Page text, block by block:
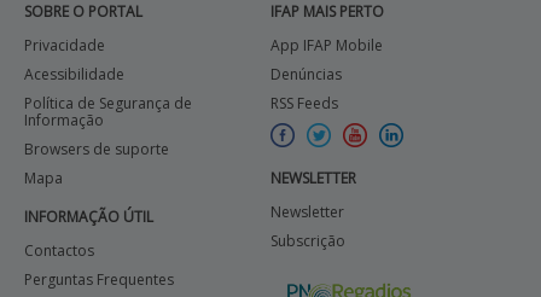
SOBRE O PORTAL
Privacidade
Acessibilidade
Política de Segurança de
Informação
Browsers de suporte
Mapa
INFORMAÇÃO ÚTIL
Contactos
Perguntas Frequentes
IFAP MAIS PERTO
App IFAP Mobile
Denúncias
RSS Feeds
NEWSLETTER
Newsletter
Subscrição